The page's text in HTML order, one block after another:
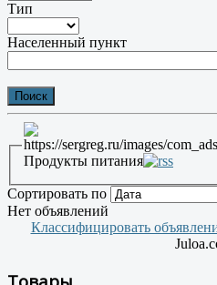
Тип
Населенный пункт
Продукты питания
Сортировать по
Нет объявлений
Классифицировать